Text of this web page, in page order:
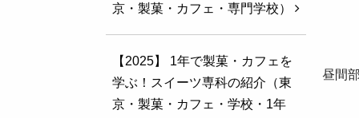
昼間
京・製菓・カフェ・専門学校）
【2025】 1年で製菓・カフェを
学ぶ！スイーツ専科の紹介（東
京・製菓・カフェ・学校・1年